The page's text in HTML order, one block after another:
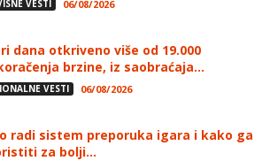
VESTI 06/08/2026
dana otkriveno više od 19.000
brzine, iz saobraćaja...
VESTI 06/08/2026
radi sistem preporuka igara i kako ga
za bolji...